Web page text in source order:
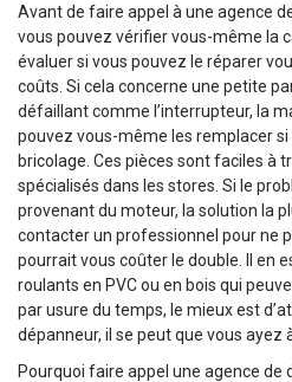
Avant de faire appel à une agence
vous pouvez vérifier vous-même la
évaluer si vous pouvez le réparer
coûts. Si cela concerne une petite
défaillant comme l’interrupteur, la
pouvez vous-même les remplacer
bricolage. Ces pièces sont faciles à
spécialisés dans les stores. Si le
provenant du moteur, la solution la
contacter un professionnel pour ne
pourrait vous coûter le double. Il en
roulants en PVC ou en bois qui
par usure du temps, le mieux est
dépanneur, il se peut que vous
Pourquoi faire appel une agence de